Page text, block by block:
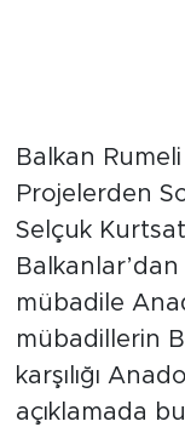
Balkan
Projelerden
Selçuk
mübadile
mübadillerin
karşılığı
açıklamada